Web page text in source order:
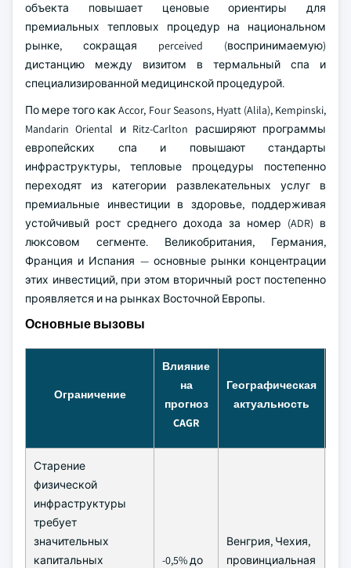
объекта повышает ценовые ориентиры для
премиальных тепловых процедур на национальном
рынке, сокращая perceived (воспринимаемую)
дистанцию между визитом в термальный спа и
специализированной медицинской процедурой.
По мере того как Accor, Four Seasons, Hyatt (Alila), Kempinski,
Mandarin Oriental и Ritz-Carlton расширяют программы
европейских спа и повышают стандарты
инфраструктуры, тепловые процедуры постепенно
переходят из категории развлекательных услуг в
премиальные инвестиции в здоровье, поддерживая
устойчивый рост среднего дохода за номер (ADR) в
люксовом сегменте. Великобритания, Германия,
Франция и Испания — основные рынки концентрации
этих инвестиций, при этом вторичный рост постепенно
проявляется и на рынках Восточной Европы.
Основные вызовы
Ограничение
Влияние
на
прогноз
CAGR
Географическая
актуальность
Старение
физической
инфраструктуры
требует
значительных
капитальных
-0,5% до
Венгрия, Чехия,
провинциальная